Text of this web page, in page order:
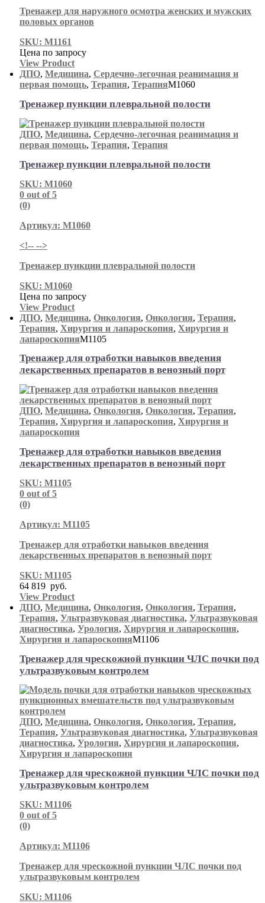
Тренажер для наружного осмотра женских и мужских
половых органов
SKU: М1161
Цена по запросу
View Product
ДПО, Медицина, Сердечно-легочная реанимация и
первая помощь, Терапия, ТерапияМ1060
Тренажер пункции плевральной полости
ДПО, Медицина, Сердечно-легочная реанимация и
первая помощь, Терапия, Терапия
Тренажер пункции плевральной полости
SKU: М1060
0 out of 5
(0)
Артикул: М1060
<!-- -->
Тренажер пункции плевральной полости
SKU: М1060
Цена по запросу
View Product
ДПО, Медицина, Онкология, Онкология, Терапия,
Терапия, Хирургия и лапароскопия, Хирургия и
лапароскопияМ1105
Тренажер для отработки навыков введения
лекарственных препаратов в венозный порт
ДПО, Медицина, Онкология, Онкология, Терапия,
Терапия, Хирургия и лапароскопия, Хирургия и
лапароскопия
Тренажер для отработки навыков введения
лекарственных препаратов в венозный порт
SKU: М1105
0 out of 5
(0)
Артикул: М1105
Тренажер для отработки навыков введения
лекарственных препаратов в венозный порт
SKU: М1105
64 819 руб.
View Product
ДПО, Медицина, Онкология, Онкология, Терапия,
Терапия, Ультразвуковая диагностика, Ультразвуковая
диагностика, Урология, Хирургия и лапароскопия,
Хирургия и лапароскопияМ1106
Тренажер для чрескожной пункции ЧЛС почки под
ультразвуковым контролем
ДПО, Медицина, Онкология, Онкология, Терапия,
Терапия, Ультразвуковая диагностика, Ультразвуковая
диагностика, Урология, Хирургия и лапароскопия,
Хирургия и лапароскопия
Тренажер для чрескожной пункции ЧЛС почки под
ультразвуковым контролем
SKU: М1106
0 out of 5
(0)
Артикул: М1106
Тренажер для чрескожной пункции ЧЛС почки под
ультразвуковым контролем
SKU: М1106